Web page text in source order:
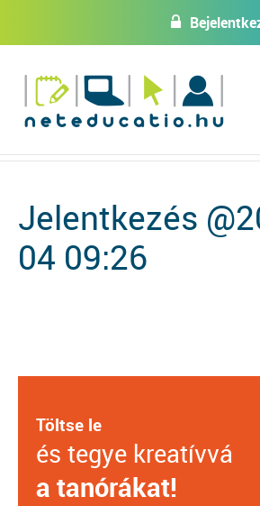
w
Jelentkezés
04 09:26
Töltse le
és tegye kreatívvá
a tanórákat!